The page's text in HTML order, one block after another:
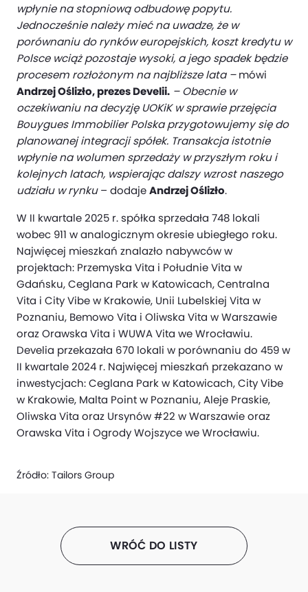
wpłynie na stopniową odbudowę popytu.
Jednocześnie należy mieć na uwadze, że w
porównaniu do rynków europejskich, koszt kredytu w
Polsce wciąż pozostaje wysoki, a jego spadek będzie
procesem rozłożonym na najbliższe lata –mówi
Andrzej Oślizło, prezes Develii. – Obecnie w
oczekiwaniu na decyzję UOKiK w sprawie przejęcia
Bouygues Immobilier Polska przygotowujemy się do
planowanej integracji spółek. Transakcja istotnie
wpłynie na wolumen sprzedaży w przyszłym roku i
kolejnych latach, wspierając dalszy wzrost naszego
udziału w rynku– dodajeAndrzej Oślizło.
W II kwartale 2025 r. spółka sprzedała 748 lokali
wobec 911 w analogicznym okresie ubiegłego roku.
Najwięcej mieszkań znalazło nabywców w
projektach: Przemyska Vita i Południe Vita w
Gdańsku, Ceglana Park w Katowicach, Centralna
Vita i City Vibe w Krakowie, Unii Lubelskiej Vita w
Poznaniu, Bemowo Vita i Oliwska Vita w Warszawie
oraz Orawska Vita i WUWA Vita we Wrocławiu.
Develia przekazała 670 lokali w porównaniu do 459 w
II kwartale 2024 r. Najwięcej mieszkań przekazano w
inwestycjach: Ceglana Park w Katowicach, City Vibe
w Krakowie, Malta Point w Poznaniu, Aleje Praskie,
Oliwska Vita oraz Ursynów #22 w Warszawie oraz
Orawska Vita i Ogrody Wojszyce we Wrocławiu.
Źródło: Tailors Group
WRÓĆ DO LISTY